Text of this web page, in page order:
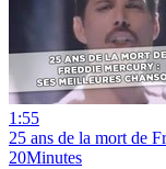
1:55
25 ans de la mort de
20Minutes